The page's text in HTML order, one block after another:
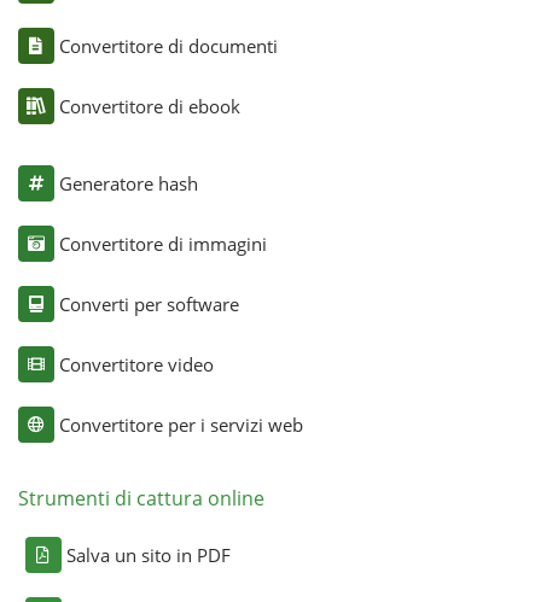
Convertitore di documenti
Convertitore di ebook
Generatore hash
Convertitore di immagini
Converti per software
Convertitore video
Convertitore per i servizi web
Strumenti di cattura online
Salva un sito in PDF